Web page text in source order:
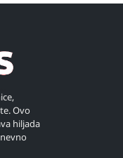
Ovo
hiljada